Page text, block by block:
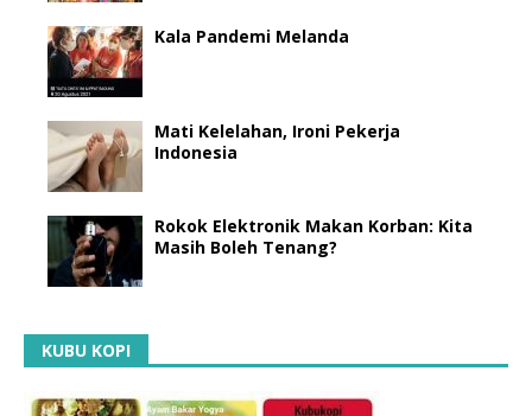
Kala Pandemi Melanda
Mati Kelelahan, Ironi Pekerja
Indonesia
Rokok Elektronik Makan Korban: Kita
Masih Boleh Tenang?
KUBU KOPI